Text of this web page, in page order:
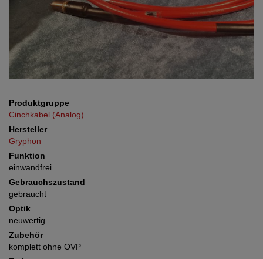
Produktgruppe
Cinchkabel (Analog)
Hersteller
Gryphon
Funktion
einwandfrei
Gebrauchszustand
gebraucht
Optik
neuwertig
Zubehör
komplett ohne OVP